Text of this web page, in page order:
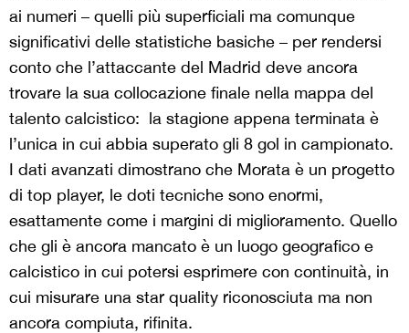
ai numeri – quelli più superficiali ma comunque
significativi delle statistiche basiche – per rendersi
conto che l’attaccante del Madrid deve ancora
trovare la sua collocazione finale nella mappa del
talento calcistico: la stagione appena terminata è
l’unica in cui abbia superato gli 8 gol in campionato.
I dati avanzati dimostrano che Morata è un progetto
di top player, le doti tecniche sono enormi,
esattamente come i margini di miglioramento. Quello
che gli è ancora mancato è un luogo geografico e
calcistico in cui potersi esprimere con continuità, in
cui misurare una star quality riconosciuta ma non
ancora compiuta, rifinita.